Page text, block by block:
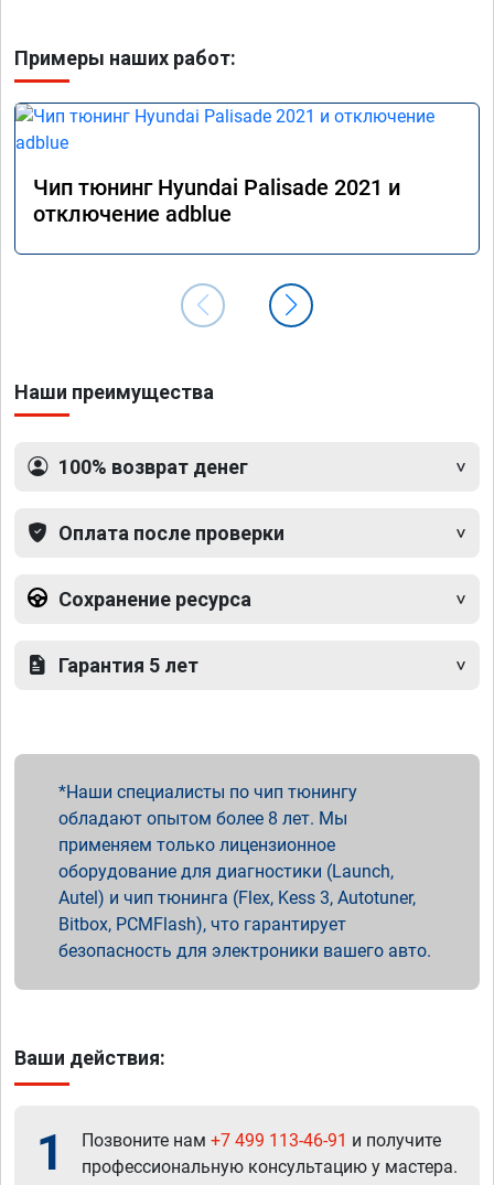
Примеры наших работ:
Чип тюнинг Hyundai Palisade 2021 и
отключение adblue
Наши преимущества
100% возврат денег
Оплата после проверки
Сохранение ресурса
Гарантия 5 лет
Наши специалисты по чип тюнингу
обладают опытом более 8 лет. Мы
применяем только лицензионное
оборудование для диагностики (Launch,
Autel) и чип тюнинга (Flex, Kess 3, Autotuner,
Bitbox, PCMFlash), что гарантирует
безопасность для электроники вашего авто.
Ваши действия:
1 Позвоните нам +7 499 113-46-91 и получите
профессиональную консультацию у мастера.